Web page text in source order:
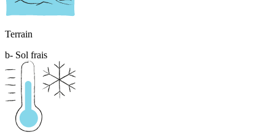
Terrain
b- Sol frais